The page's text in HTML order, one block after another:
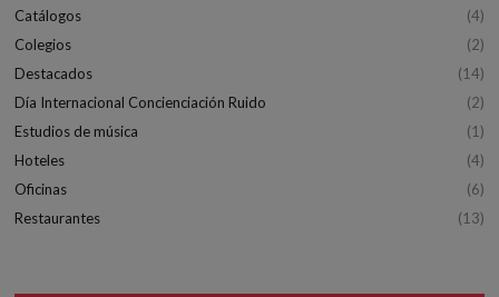
Catálogos
(4)
Colegios
(2)
Destacados
(14)
Día Internacional Concienciación Ruido
(2)
Estudios de música
(1)
Hoteles
(4)
Oficinas
(6)
Restaurantes
(13)